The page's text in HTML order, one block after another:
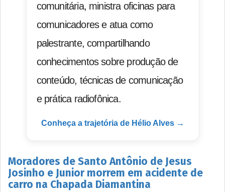
comunitária, ministra oficinas para
comunicadores e atua como
palestrante, compartilhando
conhecimentos sobre produção de
conteúdo, técnicas de comunicação
e prática radiofônica.
Conheça a trajetória de Hélio Alves →
Moradores de Santo Antônio de Jesus
Josinho e Junior morrem em acidente de
carro na Chapada Diamantina